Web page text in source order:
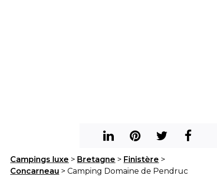
Campings luxe > Bretagne > Finistère >
Concarneau > Camping Domaine de Pendruc